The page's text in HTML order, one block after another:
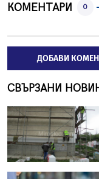
КОМЕНТАРИ 0
ДОБАВИ
СВЪРЗАНИ